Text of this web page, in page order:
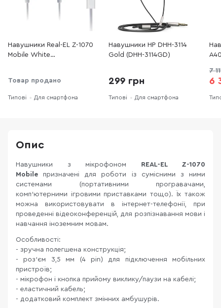
Навушники Real-EL Z-1070
Mobile White
Товар продано
Типові Для смартфона
Навушники HP DHH-3114
Gold (DHH-3114GD)
299 грн
Типові Для смартфона
7
6
Опис
Навушники з мікрофоном
REAL-EL Z-1070
Mobile призначені для роботи із сумісними з ними
системами (портативними програвачами,
комп’ютерними ігровими приставками тощо). Їх також
можна використовувати в інтернет-телефонії, при
проведенні відеоконференцій, для розпізнавання мови і
навчання іноземним мовам.
Особливості:
- зручна полегшена конструкція;
- роз’єм 3,5 мм (4 pin) для підключення мобільних
пристроїв;
- мікрофон і кнопка прийому виклику/паузи на кабелі;
- еластичний кабель;
- додатковий комплект змінних амбушурів.